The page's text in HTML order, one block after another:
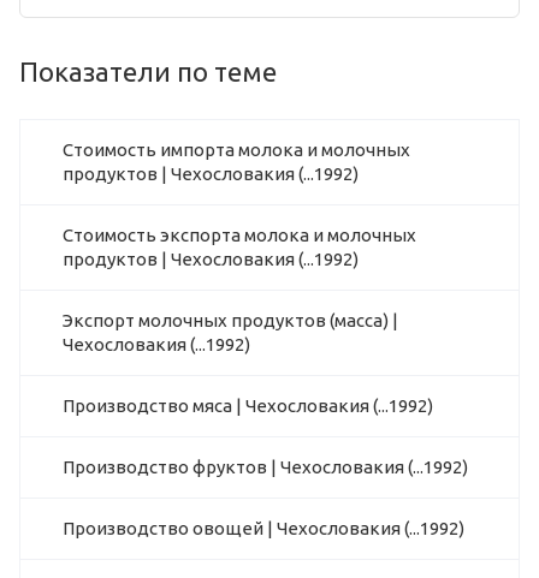
Показатели по теме
Стоимость импорта молока и молочных
продуктов | Чехословакия (...1992)
Стоимость экспорта молока и молочных
продуктов | Чехословакия (...1992)
Экспорт молочных продуктов (масса) |
Чехословакия (...1992)
Производство мяса | Чехословакия (...1992)
Производство фруктов | Чехословакия (...1992)
Производство овощей | Чехословакия (...1992)